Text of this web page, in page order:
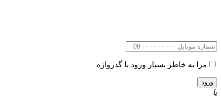
مرا به خاطر بسپار ورود با گذرواژه
یا